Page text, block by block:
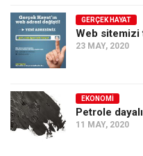
GERÇEK HAYAT
Web sitemizi
23 MAY, 2020
EKONOMI
Petrole
11 MAY, 2020